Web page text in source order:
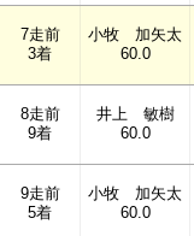
7走前
3着
小牧 加矢太
60.0
8走前
9着
井上 敏樹
60.0
9走前
5着
小牧 加矢太
60.0